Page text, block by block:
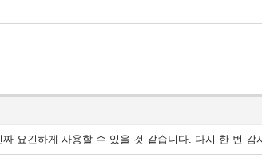
요긴하게 사용할 수 있을 것 같습니다. 다시 한 번 감